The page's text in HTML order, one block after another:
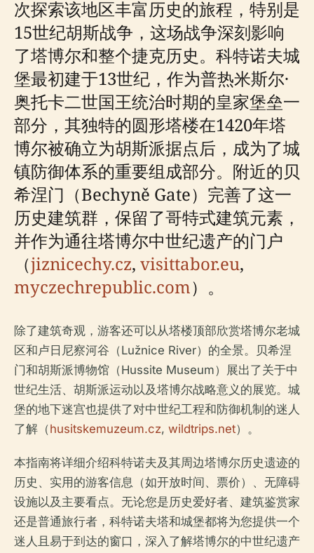
次探索该地区丰富历史的旅程，特别是
15世纪胡斯战争，这场战争深刻影响
了塔博尔和整个捷克历史。科特诺夫城
堡最初建于13世纪，作为普热米斯尔·
奥托卡二世国王统治时期的皇家堡垒一
部分，其独特的圆形塔楼在1420年塔
博尔被确立为胡斯派据点后，成为了城
镇防御体系的重要组成部分。附近的贝
希涅门（Bechyně Gate）完善了这一
历史建筑群，保留了哥特式建筑元素，
并作为通往塔博尔中世纪遗产的门户
（jiznicechy.cz, visittabor.eu,
myczechrepublic.com）。
除了建筑奇观，游客还可以从塔楼顶部欣赏塔博尔老城
区和卢日尼察河谷（Lužnice River）的全景。贝希涅
门和胡斯派博物馆（Hussite Museum）展出了关于中
世纪生活、胡斯派运动以及塔博尔战略意义的展览。城
堡的地下迷宫也提供了对中世纪工程和防御机制的迷人
了解（husitskemuzeum.cz, wildtrips.net）。
本指南将详细介绍科特诺夫及其周边塔博尔历史遗迹的
历史、实用的游客信息（如开放时间、票价）、无障碍
设施以及主要看点。无论您是历史爱好者、建筑鉴赏家
还是普通旅行者，科特诺夫塔和城堡都将为您提供一个
迷人且易于到达的窗口，深入了解塔博尔的中世纪遗产